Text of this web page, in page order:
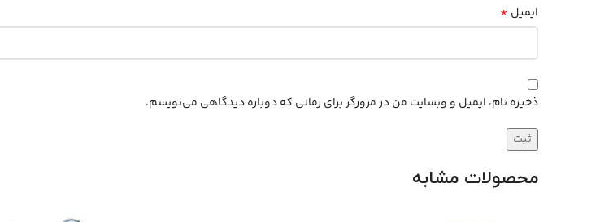
ایمیل *
ذخیره نام، ایمیل و وبسایت من در مرورگر برای زمانی که دوباره دیدگاهی می‌نویسم.
محصولات مشابه